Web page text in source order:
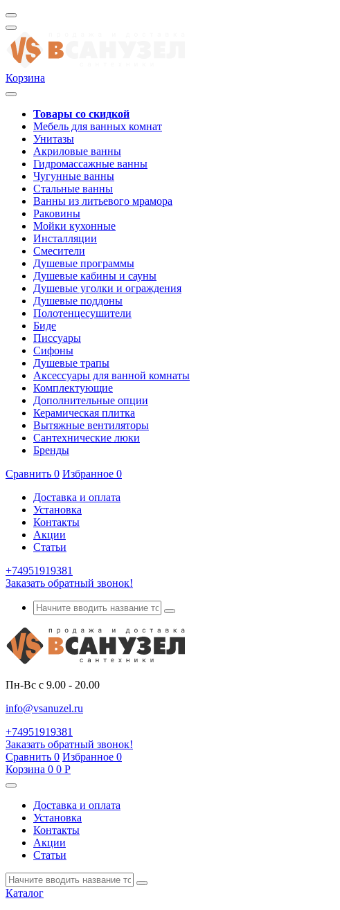
Корзина
Товары со скидкой
Мебель для ванных комнат
Унитазы
Акриловые ванны
Гидромассажные ванны
Чугунные ванны
Стальные ванны
Ванны из литьевого мрамора
Раковины
Мойки кухонные
Инсталляции
Смесители
Душевые программы
Душевые кабины и сауны
Душевые уголки и ограждения
Душевые поддоны
Полотенцесушители
Биде
Писсуары
Сифоны
Душевые трапы
Аксессуары для ванной комнаты
Комплектующие
Дополнительные опции
Керамическая плитка
Вытяжные вентиляторы
Сантехнические люки
Бренды
Сравнить 0 Избранное 0
Доставка и оплата
Установка
Контакты
Акции
Статьи
+74951919381
Заказать обратный звонок!
Пн-Вс с 9.00 - 20.00
info@vsanuzel.ru
+74951919381
Заказать обратный звонок!
Сравнить 0 Избранное 0
Корзина 0 0 Р
Доставка и оплата
Установка
Контакты
Акции
Статьи
Каталог